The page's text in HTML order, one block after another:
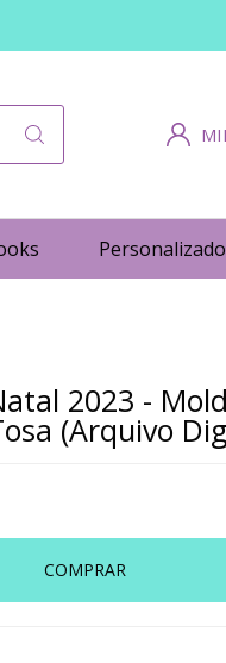
2023 -
(Arquivo
COMPRAR